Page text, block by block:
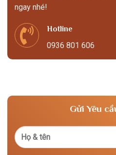
ngay nhé!
Hotline
0936 801 606
Gửi Yêu